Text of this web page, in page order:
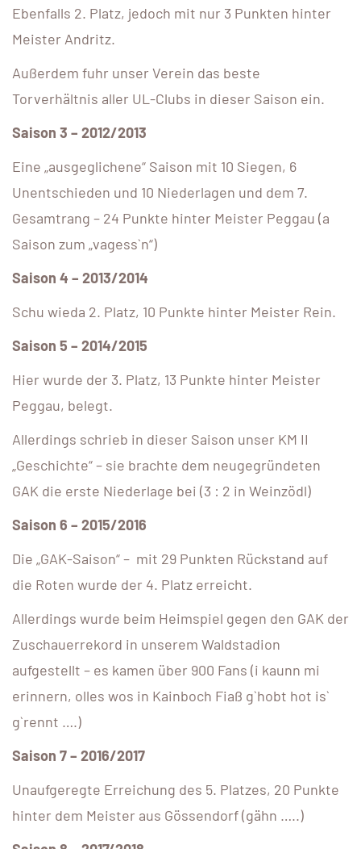
Ebenfalls 2. Platz, jedoch mit nur 3 Punkten hinter
Meister Andritz.
Außerdem fuhr unser Verein das beste
Torverhältnis aller UL-Clubs in dieser Saison ein.
Saison 3 – 2012/2013
Eine „ausgeglichene“ Saison mit 10 Siegen, 6
Unentschieden und 10 Niederlagen und dem 7.
Gesamtrang – 24 Punkte hinter Meister Peggau (a
Saison zum „vagess`n“)
Saison 4 – 2013/2014
Schu wieda 2. Platz, 10 Punkte hinter Meister Rein.
Saison 5 – 2014/2015
Hier wurde der 3. Platz, 13 Punkte hinter Meister
Peggau, belegt.
Allerdings schrieb in dieser Saison unser KM II
„Geschichte“ – sie brachte dem neugegründeten
GAK die erste Niederlage bei (3 : 2 in Weinzödl)
Saison 6 – 2015/2016
Die „GAK-Saison“ – mit 29 Punkten Rückstand auf
die Roten wurde der 4. Platz erreicht.
Allerdings wurde beim Heimspiel gegen den GAK der
Zuschauerrekord in unserem Waldstadion
aufgestellt – es kamen über 900 Fans (i kaunn mi
erinnern, olles wos in Kainboch Fiaß g`hobt hot is`
g`rennt ….)
Saison 7 – 2016/2017
Unaufgeregte Erreichung des 5. Platzes, 20 Punkte
hinter dem Meister aus Gössendorf (gähn …..)